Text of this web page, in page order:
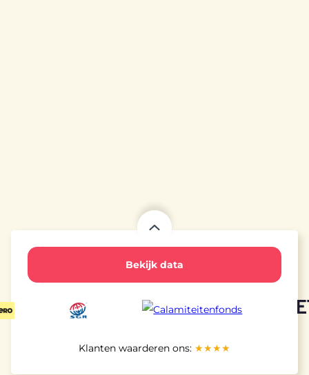
Reissom per persoon
€ 1.745
Prijs is op basis van een tweepersoonskamer,
exclusief € 25 reserveringskosten (per boeking), € 5
Bekijk data
Klanten waarderen ons: ★★★★